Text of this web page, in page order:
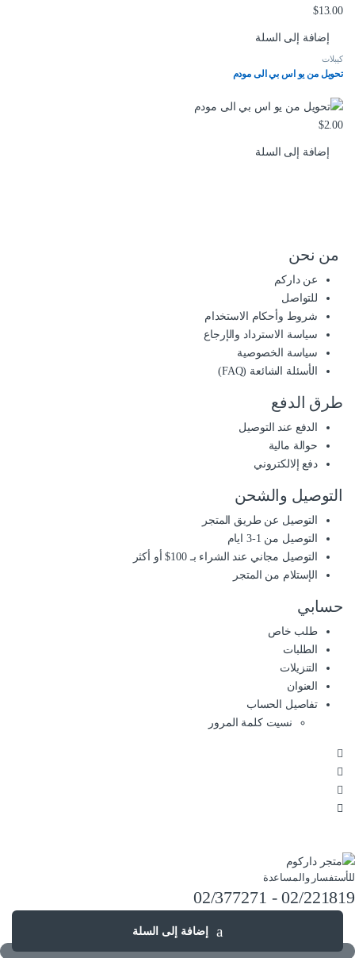
إضافة إلى السلة
$13.00
إضافة إلى السلة
كيبلات
تحويل من يو اس بي الى مودم
$2.00
إضافة إلى السلة
من نحن
عن داركم
للتواصل
شروط وأحكام الاستخدام
سياسة الاسترداد والإرجاع
سياسة الخصوصية
الأسئلة الشائعة (FAQ)
طرق الدفع
الدفع عند التوصيل
حوالة مالية
دفع إلالكتروني
التوصيل والشحن
التوصيل عن طريق المتجر
التوصيل من 1-3 ايام
التوصيل مجاني عند الشراء بـ 100$ أو أكثر
الإستلام من المتجر
حسابي
طلب خاص
الطلبات
التنزيلات
العنوان
تفاصيل الحساب
نسيت كلمة المرور
للأستفسار والمساعدة
02/221819 - 02/377271